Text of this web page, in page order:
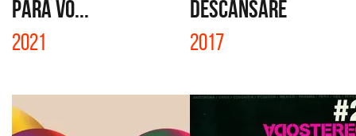
PARA VO...
2021
DESCANSARÉ
2017